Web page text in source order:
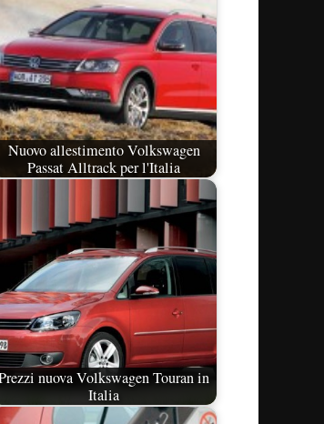
Nuovo allestimento Volkswagen
Passat Alltrack per l'Italia
nuova Volkswagen Touran in
Italia